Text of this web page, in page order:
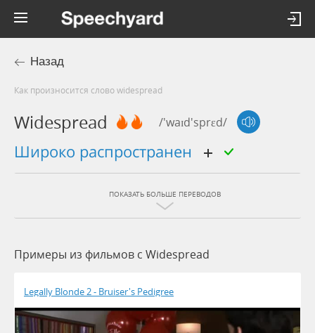
Назад
Как произносится слово widespread
Widespread /'waɪd'sprɛd/
широко распространен
ПОКАЗАТЬ БОЛЬШЕ ПЕРЕВОДОВ
Примеры из фильмов c Widespread
Legally Blonde 2 - Bruiser's Pedigree